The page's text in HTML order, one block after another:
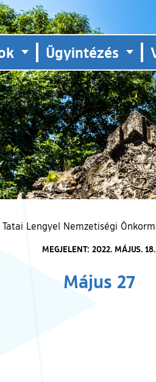
Ügyintézés
Tatai Lengyel Nemzetiségi
MEGJELENT: 2022. MÁJUS. 18.
Május 27